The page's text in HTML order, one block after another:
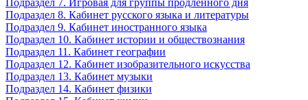
Подраздел 7. Игровая для группы продленного дня
Подраздел 8. Кабинет русского языка и литературы
Подраздел 9. Кабинет иностранного языка
Подраздел 10. Кабинет истории и обществознания
Подраздел 11. Кабинет географии
Подраздел 12. Кабинет изобразительного искусства
Подраздел 13. Кабинет музыки
Подраздел 14. Кабинет физики